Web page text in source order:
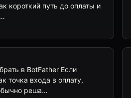
короткий путь до оплаты и
в BotFather Если
точка входа в оплату,
реша…